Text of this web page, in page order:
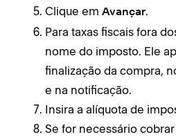
Clique em Avançar.
Para taxas fiscais fora
nome do imposto. Ele
finalização da compra,
e na notificação.
Insira a alíquota de
Se for necessário